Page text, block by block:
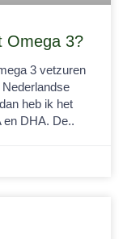
Omega 3?
3 vetzuren
heb ik het
en DHA. De..